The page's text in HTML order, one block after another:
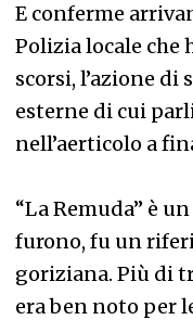
E conferme
Polizia locale
scorsi, l’azione
esterne di cui
nell’aerticolo a
“La Remuda” è
furono, fu un
goriziana. Più di
era ben noto per